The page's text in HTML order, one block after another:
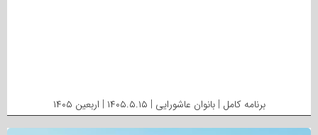
برنامه کامل | بانوان عاشورایی | ۱۴۰۵.۵.۱۵ | اربعین ۱۴۰۵